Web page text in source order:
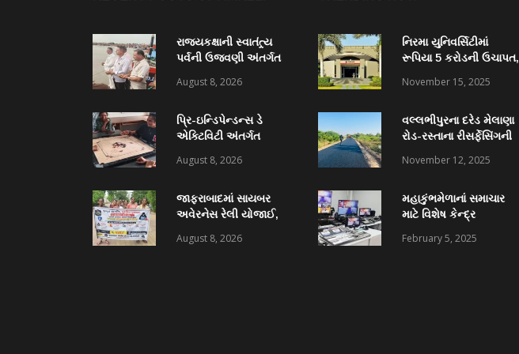
રાજ્યકક્ષાની સ્વાતંત્ર્ય
પર્વની ઉજવણી અંતર્ગત
પૂજન’ કાર્યક્રમ યોજાયો
August 8, 2026
પ્રિ-ઇન્ડિપેન્ડન્સ ડે
એક્ટિવિટી અંતર્ગત
શાળા-કોલેજમાં
સ્પર્ધાનું આયોજન
August 8, 2026
જાફરાબાદમાં સાયબર
અવેરનેસ રેલી યોજાઈ,
ટાઉન પોલીસના સંયુક્ત
August 8, 2026
નિરમા યુનિવર્સિટીમાં
રૂપિયા 5 કરોડની ઉચાપત,
ફરિયાદ
November 15, 2025
વલ્લભીપુરના દરેડ મેલાણા
રોડ-રસ્તાના રીસર્ફેસિંગની
November 12, 2025
મહાકુંભમેળાનાં સમાચાર
માટે વિશેષ કેન્દ્ર
February 5, 2025